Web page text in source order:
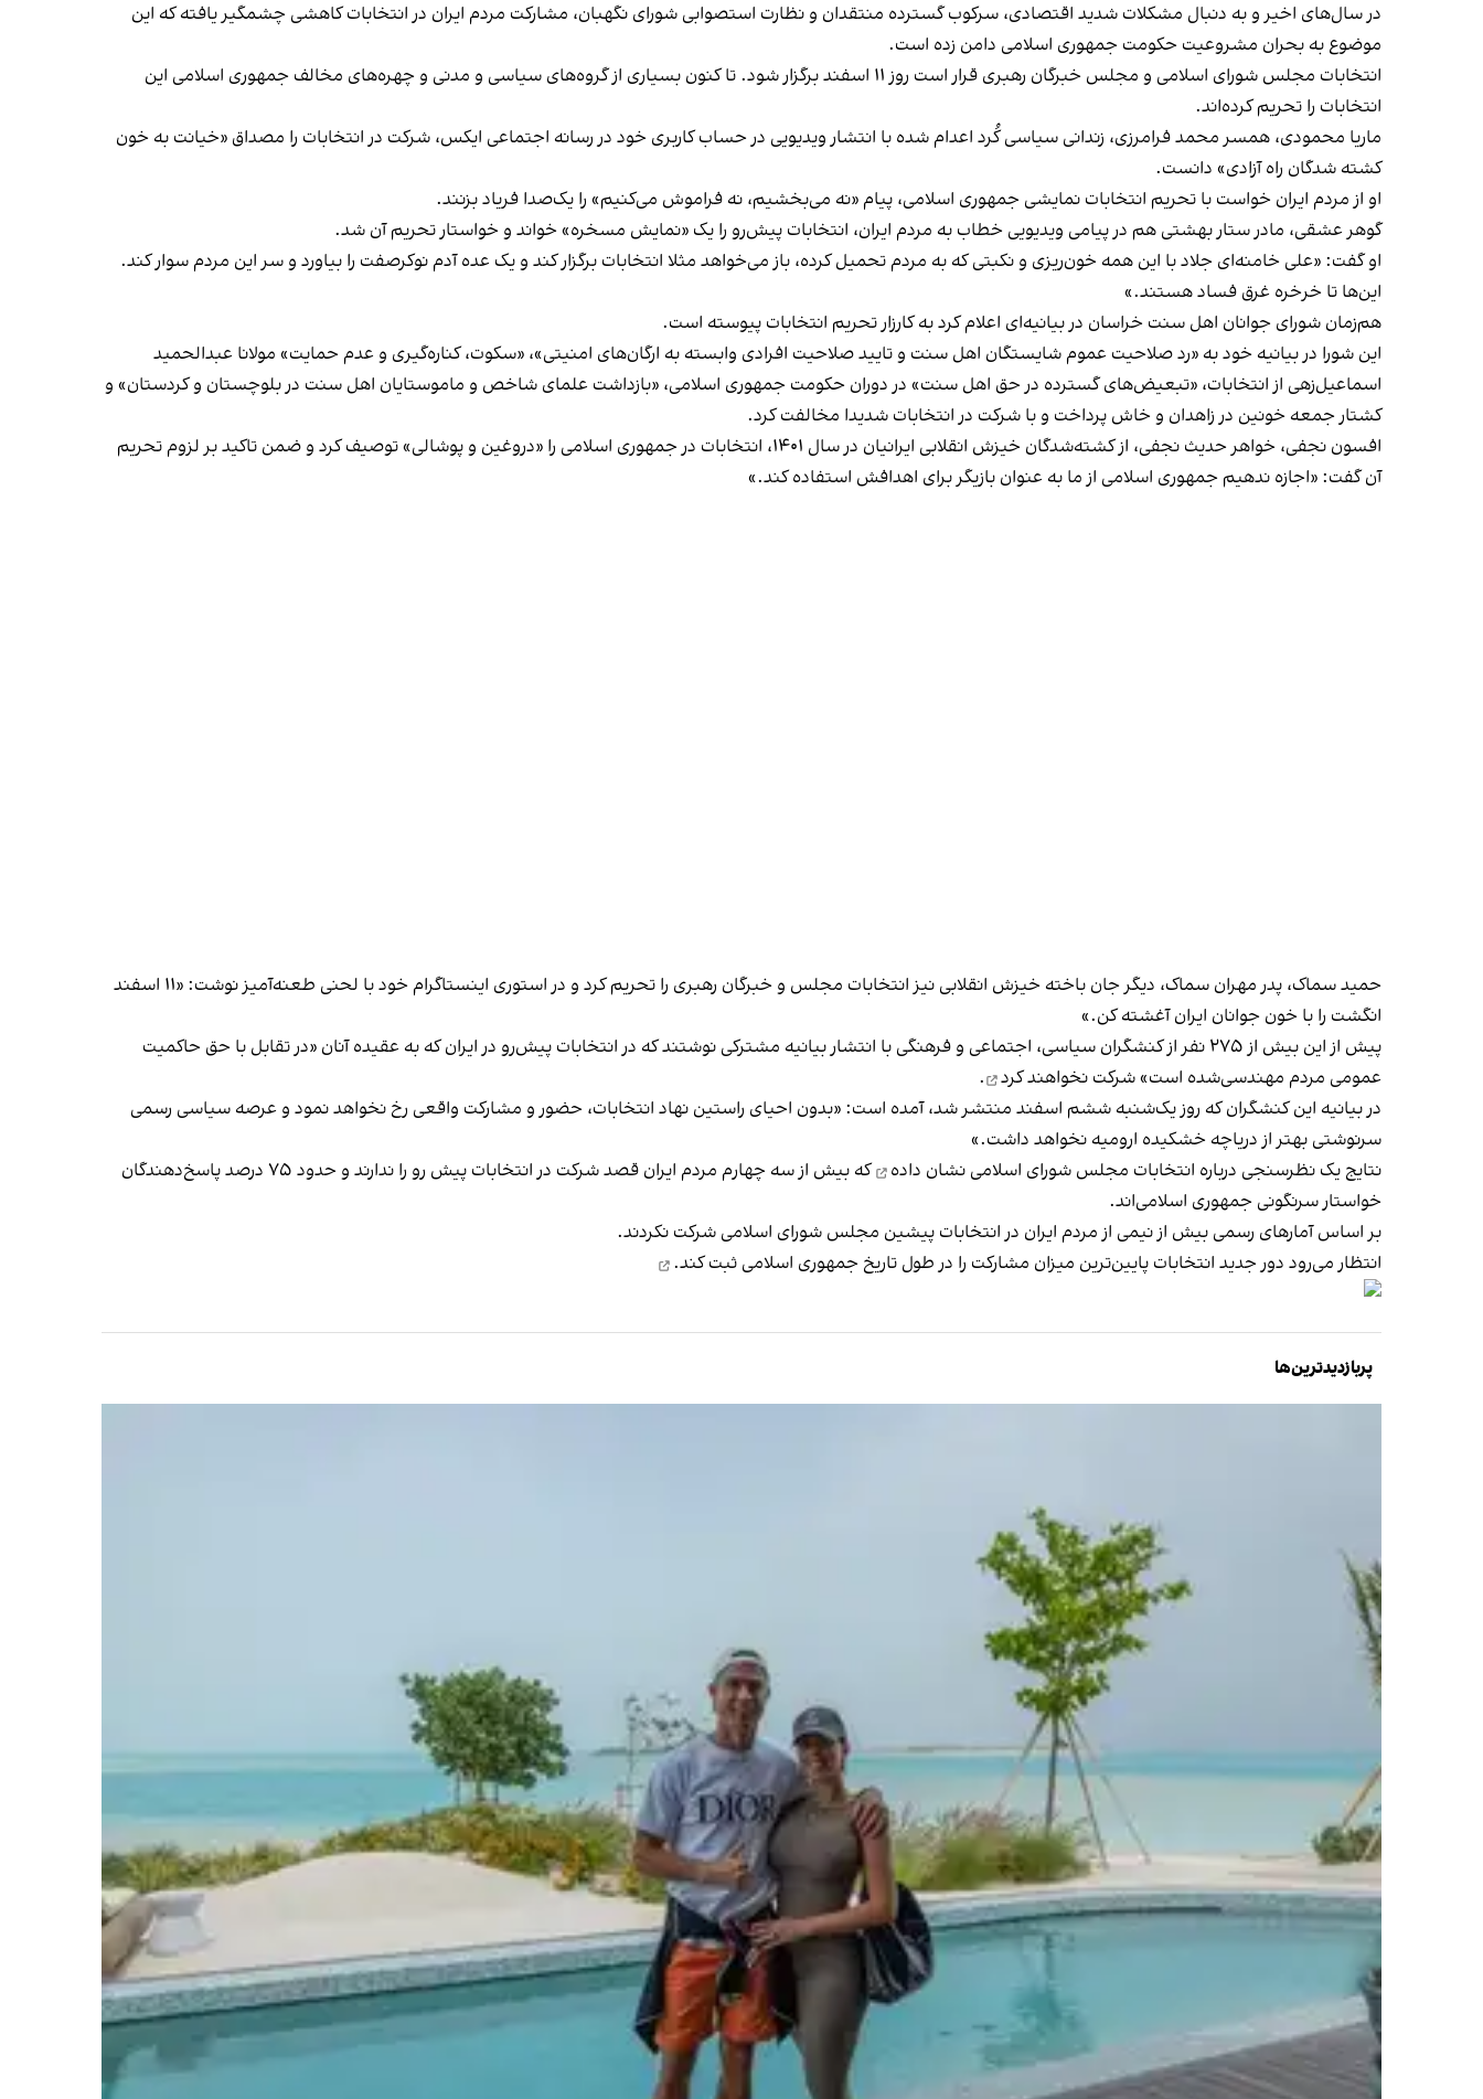
در سال‌های اخیر و به دنبال مشکلات شدید اقتصادی، سرکوب گسترده منتقدان و نظارت استصوابی شورای نگهبان، مشارکت مردم ایران در انتخابات کاهشی چشمگیر یافته که این
موضوع به بحران مشروعیت حکومت جمهوری اسلامی دامن زده است.
انتخابات مجلس شورای اسلامی و مجلس خبرگان رهبری قرار است روز ۱۱ اسفند برگزار شود. تا کنون بسیاری از گروه‌های سیاسی و مدنی و چهره‌های مخالف جمهوری اسلامی این
انتخابات را تحریم کرده‌اند.
ماریا محمودی، همسر محمد فرامرزی، زندانی سیاسی کُرد اعدام شده با انتشار ویدیویی در حساب کاربری خود در رسانه اجتماعی ایکس، شرکت در انتخابات را مصداق «خیانت به خون
کشته شدگان راه آزادی» دانست.
او از مردم ایران خواست با تحریم انتخابات نمایشی جمهوری اسلامی، پیام «نه می‌بخشیم، نه فراموش می‌کنیم» را یک‌صدا فریاد بزنند.
گوهر عشقی، مادر ستار بهشتی هم در پیامی ویدیویی خطاب به مردم ایران، انتخابات پیش‌رو را یک «نمایش مسخره» خواند و خواستار تحریم آن شد.
او گفت: «علی خامنه‌ای جلاد با این همه خون‌ریزی و نکبتی که به مردم تحمیل کرده، باز می‌خواهد مثلا انتخابات برگزار کند و یک عده آدم نوکرصفت را بیاورد و سر این مردم سوار کند.
این‌ها تا خرخره غرق فساد هستند.»
هم‌زمان شورای جوانان اهل سنت خراسان در بیانیه‌ای اعلام کرد به کارزار تحریم انتخابات پیوسته است.
این شورا در بیانیه خود به «رد صلاحیت عموم شایستگان اهل سنت و تایید صلاحیت افرادی وابسته به ارگان‌های امنیتی»، «سکوت، کناره‌گیری و عدم حمایت» مولانا عبدالحمید
اسماعیل‌زهی از انتخابات، «تبعیض‌های گسترده در حق اهل سنت» در دوران حکومت جمهوری اسلامی، «بازداشت علمای شاخص و ماموستایان اهل سنت در بلوچستان و کردستان» و
کشتار جمعه خونین در زاهدان و خاش پرداخت و با شرکت در انتخابات شدیدا مخالفت کرد.
افسون نجفی، خواهر حدیث نجفی، از کشته‌شدگان خیزش انقلابی ایرانیان در سال ۱۴۰۱، انتخابات در جمهوری اسلامی را «دروغین و پوشالی» توصیف کرد و ضمن تاکید بر لزوم تحریم
آن گفت: «اجازه ندهیم جمهوری اسلامی از ما به عنوان بازیگر برای اهدافش استفاده کند.»
حمید سماک، پدر مهران سماک، دیگر جان باخته خیزش انقلابی نیز انتخابات مجلس و خبرگان رهبری را تحریم کرد و در استوری اینستاگرام خود با لحنی طعنه‌آمیز نوشت: «۱۱ اسفند
انگشت را با خون جوانان ایران آغشته کن.»
پیش از این بیش از ۲۷۵ نفر از کنشگران سیاسی، اجتماعی و فرهنگی با انتشار بیانیه مشترکی نوشتند که در انتخابات پیش‌رو در ایران که به عقیده آنان «در تقابل با حق حاکمیت
عمومی مردم مهندسی‌شده‌ است»شرکت نخواهند کرد
.
در بیانیه این کنشگران که روز یک‌شنبه ششم اسفند منتشر شد،آمده است: «بدون احیای راستین نهاد انتخابات، حضور و مشارکت واقعی رخ نخواهد نمود و عرصه سیاسی رسمی
سرنوشتی بهتر از دریاچه خشکیده ارومیه نخواهد داشت.»
نتایج یک نظرسنجی درباره انتخابات مجلس شورای اسلامی نشان داده
که بیش از سه چهارم مردم ایران قصد شرکت در انتخابات پیش‌ رو را ندارند و حدود ۷۵ درصد پاسخ‌دهندگان
خواستار سرنگونی جمهوری اسلامی‌اند.
بر اساس آمارهای رسمی بیش از نیمی از مردم ایران در انتخابات پیشین مجلس شورای اسلامی شرکت نکردند.
انتظار می‌رود دور جدید انتخابات پایین‌ترین میزان مشارکت را در طول تاریخ جمهوری اسلامی ثبت کند.
پربازدیدترین‌ها